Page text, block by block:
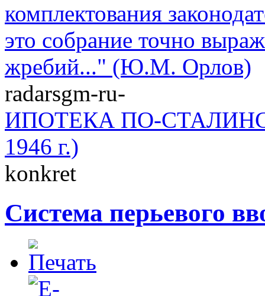
комплектования
это собрание точно
жребий..." (Ю.М. Орлов)
radarsgm-ru-
ИПОТЕКА ПО-
1946 г.)
konkret
Система перьевого